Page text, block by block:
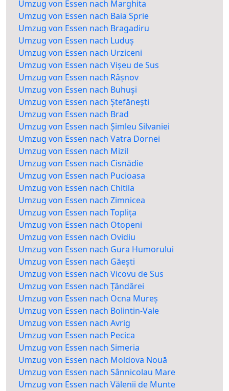
Umzug von Essen nach Marghita
Umzug von Essen nach Baia Sprie
Umzug von Essen nach Bragadiru
Umzug von Essen nach Luduș
Umzug von Essen nach Urziceni
Umzug von Essen nach Vișeu de Sus
Umzug von Essen nach Râșnov
Umzug von Essen nach Buhuși
Umzug von Essen nach Ștefănești
Umzug von Essen nach Brad
Umzug von Essen nach Șimleu Silvaniei
Umzug von Essen nach Vatra Dornei
Umzug von Essen nach Mizil
Umzug von Essen nach Cisnădie
Umzug von Essen nach Pucioasa
Umzug von Essen nach Chitila
Umzug von Essen nach Zimnicea
Umzug von Essen nach Toplița
Umzug von Essen nach Otopeni
Umzug von Essen nach Ovidiu
Umzug von Essen nach Gura Humorului
Umzug von Essen nach Găești
Umzug von Essen nach Vicovu de Sus
Umzug von Essen nach Țăndărei
Umzug von Essen nach Ocna Mureș
Umzug von Essen nach Bolintin-Vale
Umzug von Essen nach Avrig
Umzug von Essen nach Pecica
Umzug von Essen nach Simeria
Umzug von Essen nach Moldova Nouă
Umzug von Essen nach Sânnicolau Mare
Umzug von Essen nach Vălenii de Munte